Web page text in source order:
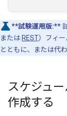
**試験運用版:**
または REST）フィ
とともに、または代
スケジュ
作成する